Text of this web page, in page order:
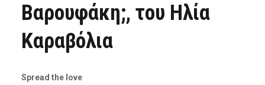
Βαρουφάκη;, του Ηλία
Καραβόλια
Spread the love